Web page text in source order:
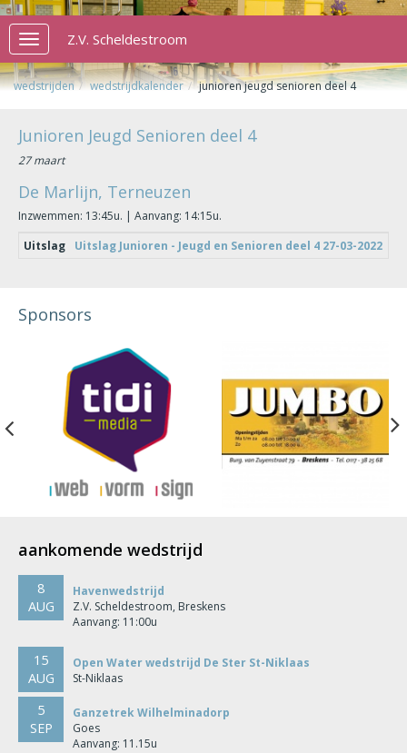
Toggle
navigation
Z.V. Scheldestroom
wedstrijden wedstrijdkalender junioren jeugd senioren deel 4
Junioren Jeugd Senioren deel 4
27 maart
De Marlijn, Terneuzen
Inzwemmen: 13:45u. | Aanvang: 14:15u.
Uitslag
Uitslag Junioren - Jeugd en Senioren deel 4 27-03-2022
Sponsors
Previous
aankomende wedstrijd
8
AUG
Havenwedstrijd
Z.V. Scheldestroom, Breskens
Aanvang: 11:00u
15
AUG
Open Water wedstrijd De Ster St-Niklaas
St-Niklaas
5
SEP
Ganzetrek Wilhelminadorp
Goes
Aanvang: 11.15u